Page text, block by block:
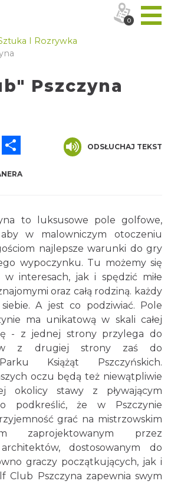
I Rozrywka
Pszczyna
Messenger
ODSŁUCHAJ TEKST
to luksusowe pole golfowe,
w malowniczym otoczeniu
najlepsze warunki do gry
wypoczynku. Tu możemy się
interesach, jak i spędzić miłe
oraz całą rodziną. każdy
A jest co podziwiać. Pole
ma unikatową w skali całej
- z jednej strony przylega do
z drugiej strony zaś do
Książąt Pszczyńskich.
oczu będą też niewątpliwie
okolicy stawy z pływającym
podkreślić, że w Pszczynie
grać na mistrzowskim
zaprojektowanym przez
dostosowanym do
graczy początkujących, jak i
Club Pszczyna zapewnia swym
0